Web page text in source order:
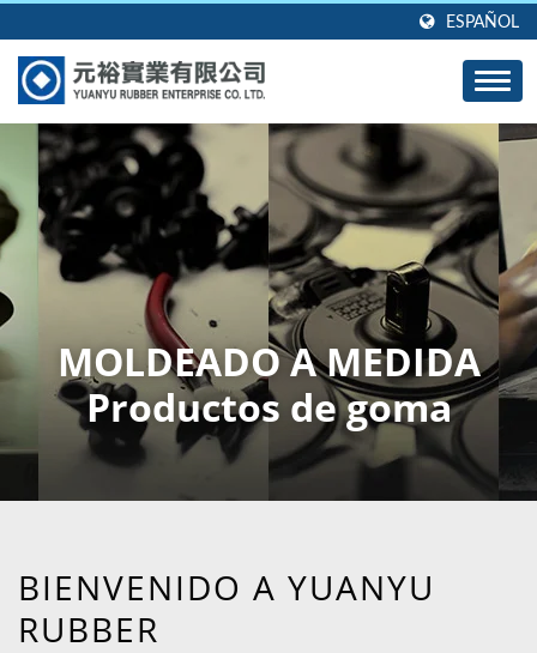
ESPAÑOL
MOLDEADO A MEDIDA
Productos de goma
BIENVENIDO A YUANYU
RUBBER